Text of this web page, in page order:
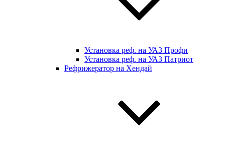
Установка реф. на УАЗ Профи
Установка реф. на УАЗ Патриот
Рефрижератор на Хендай